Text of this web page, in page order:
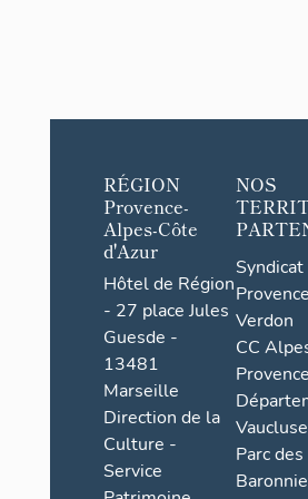
RÉGION
Provence-
Alpes-Côte
d'Azur
Hôtel de Région
- 27 place Jules
Guesde -
13481
Marseille
Direction de la
Culture -
Service
NOS
Verdon
CC
Vaucluse
Parc des